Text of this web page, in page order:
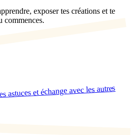
exposer tes créations et te
commences.
astuces et échange avec les autres